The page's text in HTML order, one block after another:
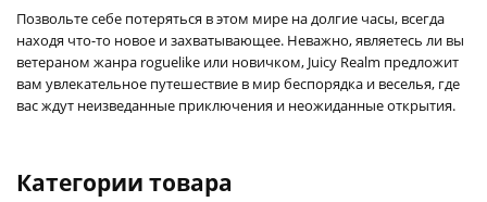
Позвольте себе потеряться в этом мире на долгие часы, всегда
находя что-то новое и захватывающее. Неважно, являетесь ли вы
ветераном жанра roguelike или новичком, Juicy Realm предложит
вам увлекательное путешествие в мир беспорядка и веселья, где
вас ждут неизведанные приключения и неожиданные открытия.
Категории товара